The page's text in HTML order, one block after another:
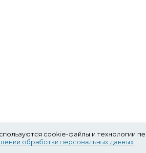
cookie-файлы и технологии
обработки персональных данных